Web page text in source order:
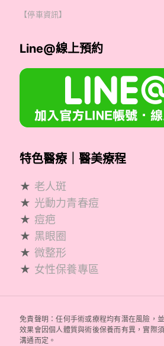
【停車資訊】
Line@線上預約
特色醫療｜醫美療程
★ 老人斑
★ 光動力青春痘
★ 痘疤
★ 黑眼圈
★ 微整形
★ 女性保養專區
免責聲明：任何手術或療程均有潛在風險，
效果會因個人體質與術後保養而有異，實際
溝通而定。